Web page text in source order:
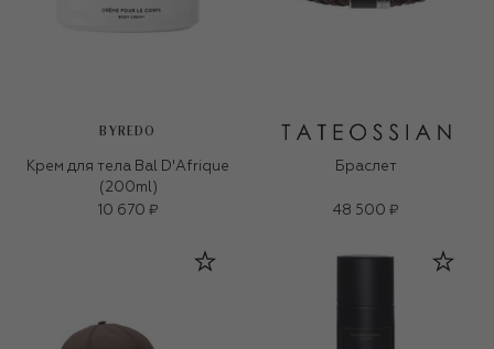
BYREDO
Крем для тела Bal D'Afrique
(200ml)
10 670 ₽
Браслет
48 500 ₽